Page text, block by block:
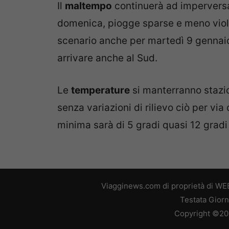
Il maltempo continuerà ad
domenica, piogge sparse e meno
scenario anche per martedì 9
arrivare anche al Sud.
Le temperature si manterranno
senza variazioni di rilievo ciò per
minima sarà di 5 gradi quasi 12
Viagginews.com di proprietà di
Testata
Copyright